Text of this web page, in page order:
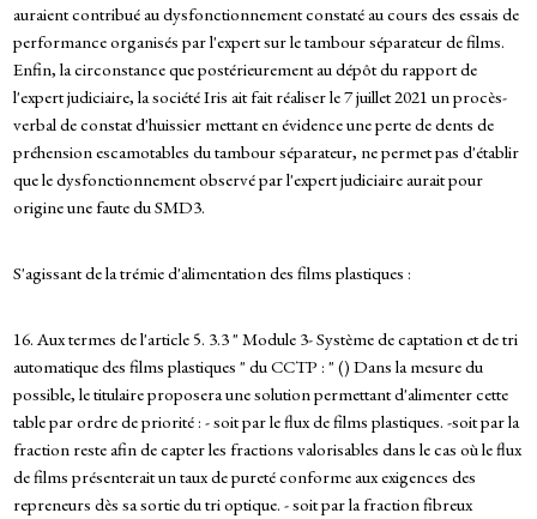
auraient contribué au dysfonctionnement constaté au cours des essais de
performance organisés par l'expert sur le tambour séparateur de films.
Enfin, la circonstance que postérieurement au dépôt du rapport de
l'expert judiciaire, la société Iris ait fait réaliser le 7 juillet 2021 un procès-
verbal de constat d'huissier mettant en évidence une perte de dents de
préhension escamotables du tambour séparateur, ne permet pas d'établir
que le dysfonctionnement observé par l'expert judiciaire aurait pour
origine une faute du SMD3.
S'agissant de la trémie d'alimentation des films plastiques :
16. Aux termes de l'article 5. 3.3 " Module 3- Système de captation et de tri
automatique des films plastiques " du CCTP : " () Dans la mesure du
possible, le titulaire proposera une solution permettant d'alimenter cette
table par ordre de priorité : - soit par le flux de films plastiques. -soit par la
fraction reste afin de capter les fractions valorisables dans le cas où le flux
de films présenterait un taux de pureté conforme aux exigences des
repreneurs dès sa sortie du tri optique. - soit par la fraction fibreux